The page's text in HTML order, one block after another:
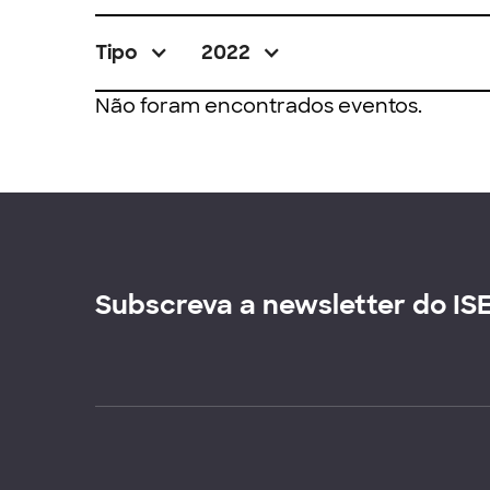
Tipo 2022
Não foram encontrados eventos.
Subscreva a newsletter do